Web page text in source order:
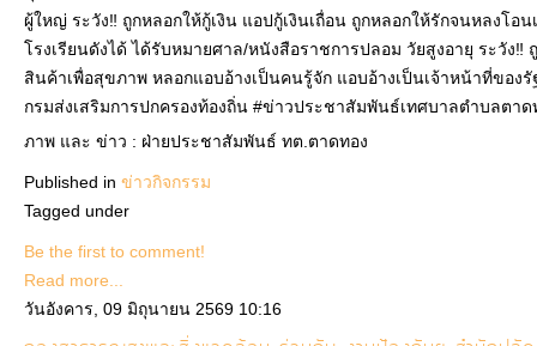
ผู้ใหญ่ ระวัง‼ ถูกหลอกให้กู้เงิน แอปกู้เงินเถื่อน ถูกหลอกให้รักจนหลงโ
โรงเรียนดังได้ ได้รับหมายศาล/หนังสือราชการปลอม วัยสูงอายุ ระวัง‼
สินค้าเพื่อสุขภาพ หลอกแอบอ้างเป็นคนรู้จัก แอบอ้างเป็นเจ้าหน้าที่ขอ
กรมส่งเสริมการปกครองท้องถิ่น #ข่าวประชาสัมพันธ์เทศบาลตำบลตาด
ภาพ และ ข่าว : ฝ่ายประชาสัมพันธ์ ทต.ตาดทอง
Published in ข่าวกิจกรรม
Tagged under
Be the first to comment!
Read more...
วันอังคาร, 09 มิถุนายน 2569 10:16